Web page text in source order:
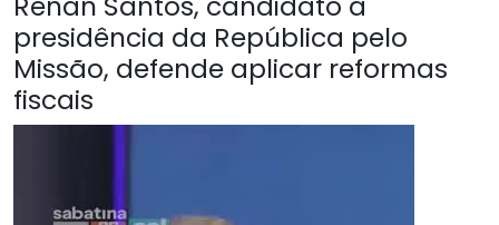
presidência da República pelo
Missão, defende aplicar reformas
fiscais